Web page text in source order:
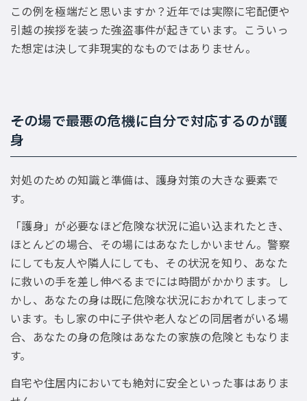
この例を極端だと思いますか？近年では実際に宅配便や
引越の挨拶を装った強盗事件が起きています。こういっ
た想定は決して非現実的なものではありません。
その場で最悪の危機に自分で対応するのが護
身
対処のための知識と準備は、護身対策の大きな要素で
す。
「護身」が必要なほど危険な状況に追い込まれたとき、
ほとんどの場合、その場にはあなたしかいません。警察
にしても友人や隣人にしても、その状況を知り、あなた
に救いの手を差し伸べるまでには時間がかかります。し
かし、あなたの身は既に危険な状況におかれてしまって
います。もし家の中に子供や老人などの同居者がいる場
合、あなたの身の危険はあなたの家族の危険ともなりま
す。
自宅や住居内においても絶対に安全といった事はありま